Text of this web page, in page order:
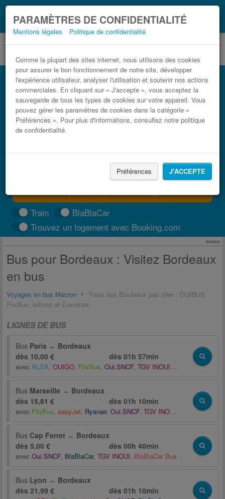
PARAMÈTRES DE CONFIDENTIALITÉ
Mentions légales Politique de confidentialité
Comme la plupart des sites internet, nous utilisons des cookies
pour assurer le bon fonctionnement de notre site, développer
l'expérience utilisateur, analyser l'utilisation et soutenir nos actions
commerciales. En cliquant sur « J'accepte », vous acceptez la
sauvegarde de tous les types de cookies sur votre appareil. Vous
pouvez gérer les paramètres de cookies dans la catégorie «
Préférences ». Pour plus d'informations, consultez notre politique
de confidentialité.
Préférences J'ACCEPTE
Coronavirus (COVID-19):Ce que vous devez
savoir, lorsque vous voyagez
Bus Bordeaux pas cher
Trouvez votre billet de bus moins cher
TROUVER UN TRAJET
Train
BlaBlaCar
Trouvez un logement avec Booking.com
Annonce
Bus pour Bordeaux : Visitez Bordeaux
en bus
Voyages en bus Macron
Trajet bus Bordeaux pas cher : OUIBUS,
FlixBus, isilines et Eurolines
LIGNES DE BUS
Bus Paris ↔ Bordeaux
dès 10,00 €
dès 01h 57min
avec ALSA, OUIGO, FlixBus, Oui.SNCF, TGV INOUI,BlaBlaCar,
Bus Marseille ↔ Bordeaux
dès 15,81 €
dès 01h 10min
avec FlixBus, easyJet, Ryanair, Oui.SNCF, TGV INOUI BlaBlaCar,
Bus Cap Ferret ↔ Bordeaux
dès 5,00 €
dès 00h 40min
avec Oui.SNCF, BlaBlaCar, TGV INOUI, BlaBlaCar Bus
Bus Lyon ↔ Bordeaux
dès 21,99 €
dès 01h 10min